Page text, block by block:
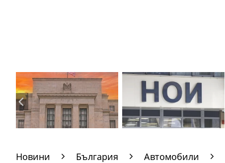
Новини България Автомобили